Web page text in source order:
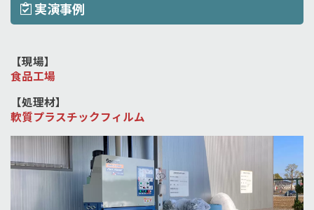
実演事例
【現場】
食品工場
【処理材】
軟質プラスチックフィルム